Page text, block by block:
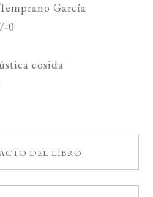
García
0
cosida
DEL LIBRO